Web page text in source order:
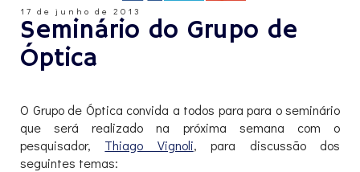
17 de junho de 2013
Seminário do Grupo de
Óptica
O Grupo de Óptica convida a todos para para o seminário
que será realizado na próxima semana com o
pesquisador, Thiago Vignoli, para discussão dos
seguintes temas: